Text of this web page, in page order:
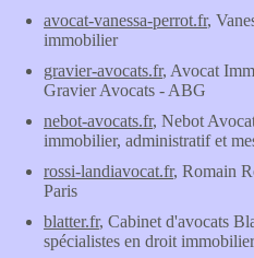
avocat-vanessa-perrot.fr,
immobilier
gravier-avocats.fr, Avocat
Gravier Avocats - ABG
nebot-avocats.fr, Nebot
immobilier, administratif et
rossi-landiavocat.fr, Romain
Paris
blatter.fr, Cabinet d'avocats
spécialistes en droit immobilier